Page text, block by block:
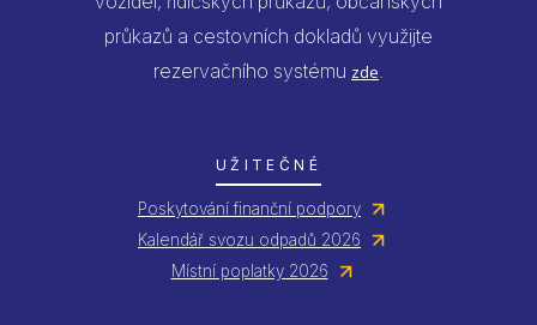
průkazů a cestovních dokladů využijte
rezervačního systému zde.
UŽITEČNÉ
Poskytování finanční podpory
Kalendář svozu odpadů 2026
Místní poplatky 2026